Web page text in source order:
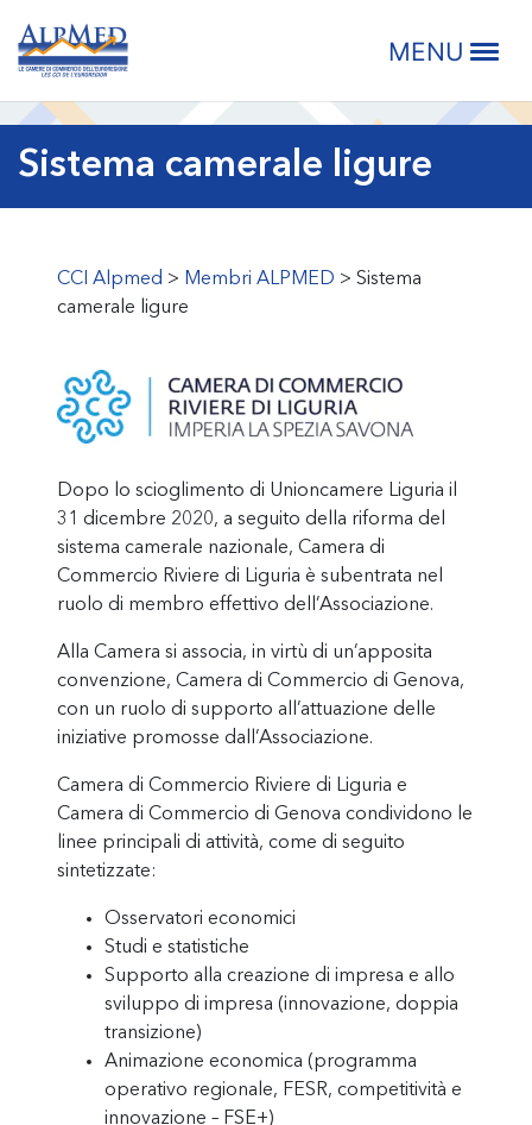
to
primary
navigation
to
main
content
to
primary
sidebar
to
footer
CCI ALPMED
MENU
Sistema camerale ligure
CCI Alpmed > Membri ALPMED > Sistema
camerale ligure
Dopo lo scioglimento di Unioncamere Liguria il
31 dicembre 2020, a seguito della riforma del
sistema camerale nazionale, Camera di
Commercio Riviere di Liguria è subentrata nel
ruolo di membro effettivo dell’Associazione.
Alla Camera si associa, in virtù di un’apposita
convenzione, Camera di Commercio di Genova,
con un ruolo di supporto all’attuazione delle
iniziative promosse dall’Associazione.
Camera di Commercio Riviere di Liguria e
Camera di Commercio di Genova condividono le
linee principali di attività, come di seguito
sintetizzate:
Osservatori economici
Studi e statistiche
Supporto alla creazione di impresa e allo
sviluppo di impresa (innovazione, doppia
transizione)
Animazione economica (programma
operativo regionale, FESR, competitività e
innovazione – FSE+)